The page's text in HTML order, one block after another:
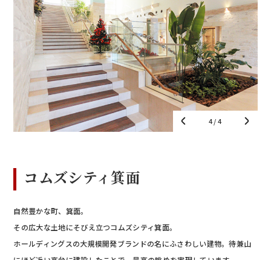
1/ 4
コムズシティ箕面
自然豊かな町、箕面。
その広大な土地にそびえ立つコムズシティ箕面。
ホールディングスの大規模開発ブランドの名にふさわしい建物。待兼山